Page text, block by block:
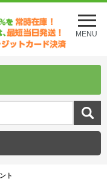
メ
ニ
ュ
を
MENU
ト